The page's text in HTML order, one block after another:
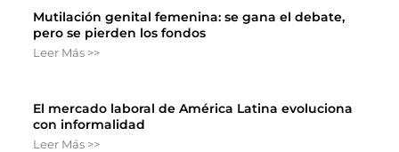
Mutilación genital femenina: se gana el debate,
pero se pierden los fondos
Leer Más >>
El mercado laboral de América Latina evoluciona
con informalidad
Leer Más >>